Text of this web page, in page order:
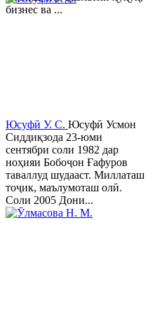
бизнес ва ...
Юсуфӣ У. C. Юсуфӣ Усмон
Сиддиқзода 23-юми
сентябри соли 1982 дар
ноҳияи Бобоҷон Ғафуров
таваллуд шудааст. Миллаташ
тоҷик, маълумоташ олӣ.
Соли 2005 Дони...